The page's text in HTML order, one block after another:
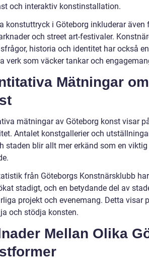
och interaktiv konstinstallation.
konstuttryck i Göteborg inkluderar
och street art-festivaler.
historia och identitet har också
verk som väcker tankar och
Mätningar
mätningar av Göteborg konst visar
Antalet konstgallerier och
staden blir allt mer erkänd som en
från Göteborgs Konstnärsklubb
stadigt, och en betydande del av
projekt och evenemang. Detta visar
och stödja konsten.
Mellan Olika